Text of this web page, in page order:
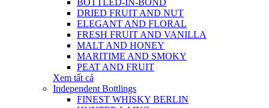
BOTTLED-IN-BOND
DRIED FRUIT AND NUT
ELEGANT AND FLORAL
FRESH FRUIT AND VANILLA
MALT AND HONEY
MARITIME AND SMOKY
PEAT AND FRUIT
Xem tất cả
Independent Bottlings
FINEST WHISKY BERLIN